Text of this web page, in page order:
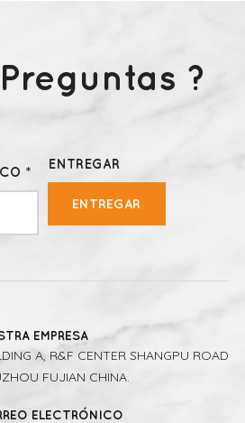
?
*
ENTREGAR
ENTREGAR
EMPRESA
A, R&F CENTER SHANGPU ROAD
FUJIAN CHINA.
ELECTRÓNICO